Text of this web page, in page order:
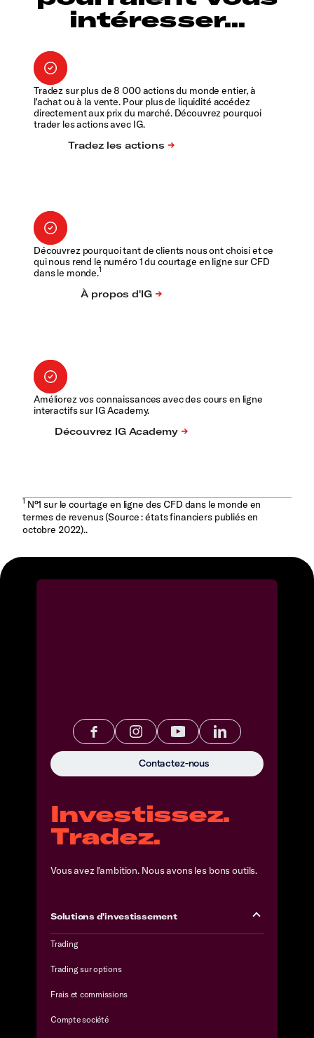
intéresser...
Tradez sur plus de 8 000 actions du monde entier, à
l'achat ou à la vente. Pour plus de liquidité accédez
directement aux prix du marché. Découvrez pourquoi
trader les actions avec IG.
Découvrez pourquoi tant de clients nous ont choisi et ce
qui nous rend le numéro 1 du courtage en ligne sur CFD
dans le monde.1
Améliorez vos connaissances avec des cours en ligne
interactifs sur IG Academy.
1N°1 sur le courtage en ligne des CFD dans le monde en
termes de revenus (Source : états financiers publiés en
octobre 2022)..
Investissez.
Tradez.
Vous avez l'ambition. Nous avons les bons outils.
Solutions d'investissement
Trading
Trading sur options
Frais et commissions
Compte société